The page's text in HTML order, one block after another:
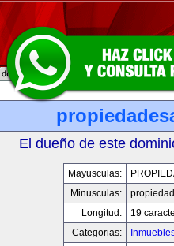
El dueño de este
Mayusculas:
Minusculas:
Longitud:
19
Categorias: